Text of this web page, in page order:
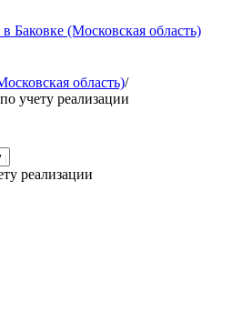
Баковке (Московская область)
область)/
учету реализации
реализации